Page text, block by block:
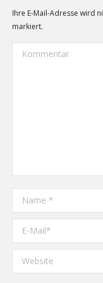
Ihre E-Mail-Adresse wird
markiert.
Kommentar
Name *
E-Mail *
Website